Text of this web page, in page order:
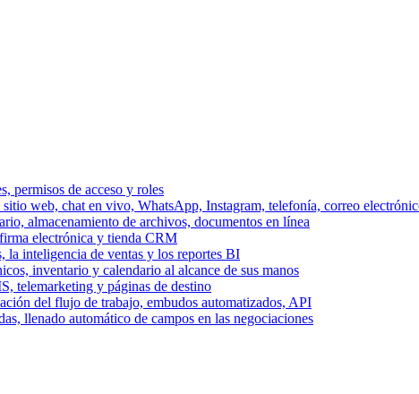
permisos de acceso y roles
web, chat en vivo, WhatsApp, Instagram, telefonía, correo
almacenamiento de archivos, documentos en línea
electrónica y tienda CRM
la inteligencia de ventas y los reportes BI
inventario y calendario al alcance de sus manos
telemarketing y páginas de destino
del flujo de trabajo, embudos automatizados, API
llenado automático de campos en las negociaciones